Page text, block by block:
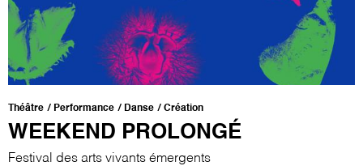
Théâtre Performance Danse Création
WEEKEND PROLONGÉ
Festival des arts vivants émergents